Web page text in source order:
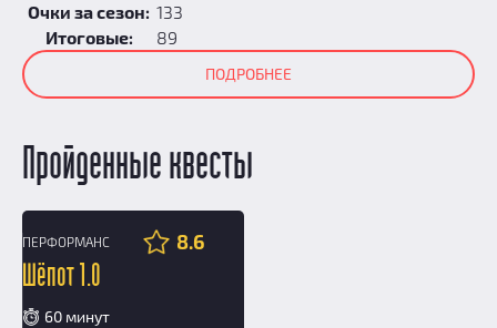
Очки за сезон: 133
Итоговые:
89
ПОДРОБНЕЕ
Пройденные квесты
ПЕРФОРМАНС 8.6
Шёпот 1.0
60 минут